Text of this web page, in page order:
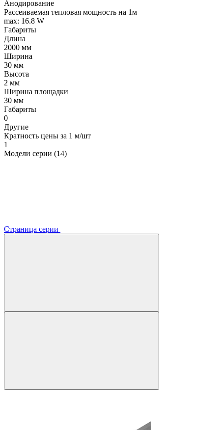
Анодирование
Рассеиваемая тепловая мощность на 1м
max: 16.8 W
Габариты
Длина
2000 мм
Ширина
30 мм
Высота
2 мм
Ширина площадки
30 мм
Габариты
0
Другие
Кратность цены за 1 м/шт
1
Модели серии (14)
Страница серии